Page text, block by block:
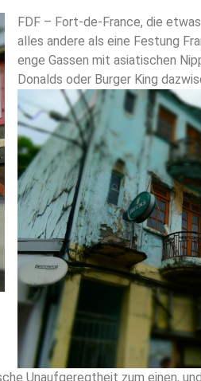
FDF – Fort-de-France, die
alles andere als eine Festung
enge Gassen mit asiatischen
Donalds oder Burger King
Unaufgeregtheit zum einen,